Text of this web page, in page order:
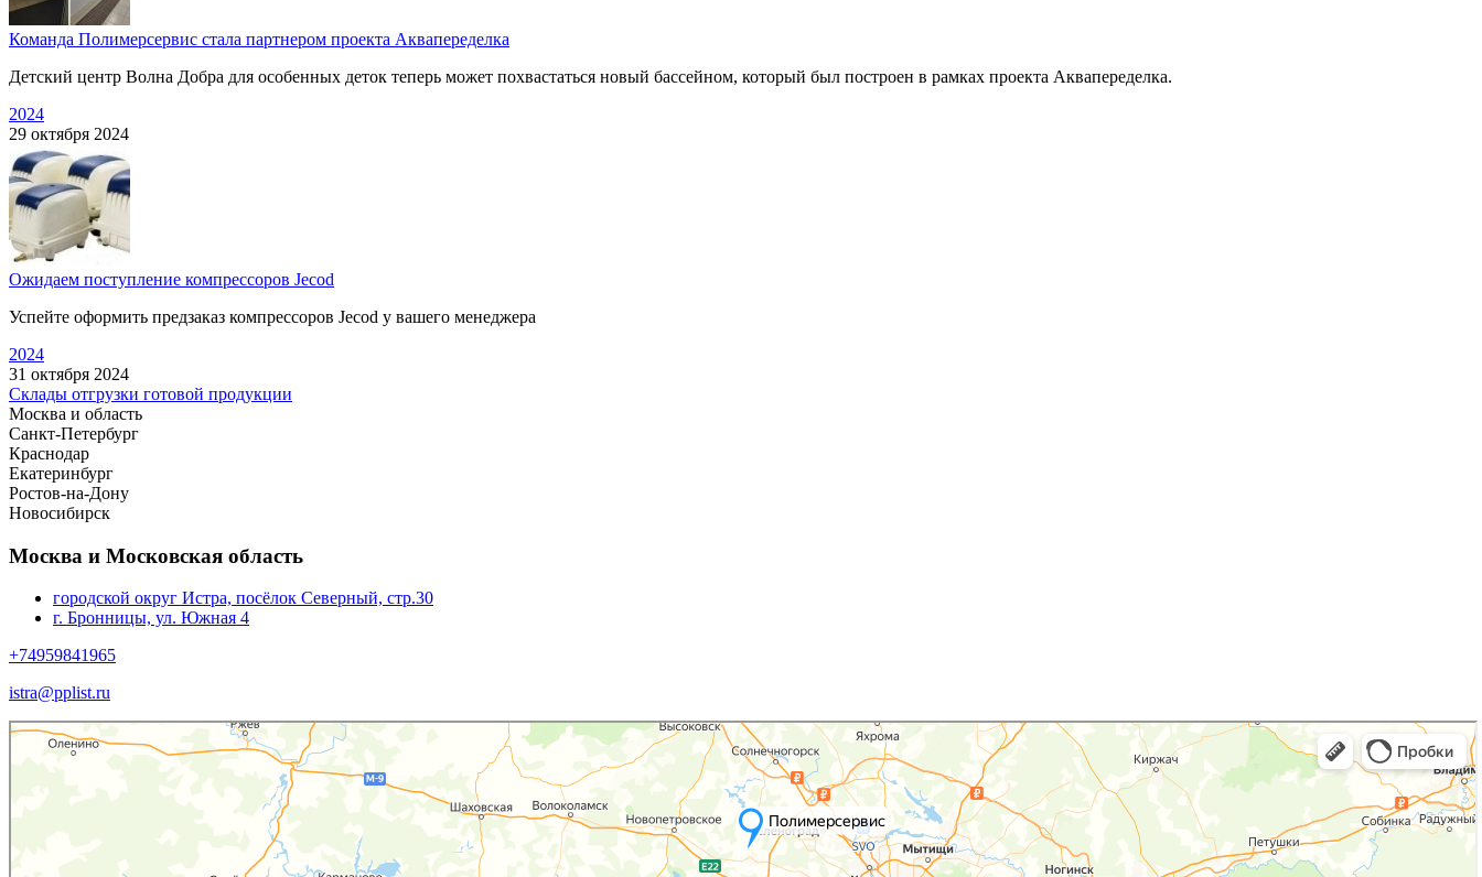
Команда Полимерсервис стала партнером проекта Аквапеределка
Детский центр Волна Добра для особенных деток теперь может похвастаться новый бассейном, который был построен в рамках проекта Аквапеределка.
2024
29 октября 2024
Ожидаем поступление компрессоров Jecod
Успейте оформить предзаказ компрессоров Jecod у вашего менеджера
2024
31 октября 2024
Склады отгрузки готовой продукции
Москва и область
Санкт-Петербург
Краснодар
Екатеринбург
Ростов-на-Дону
Новосибирск
Москва и Московская область
городской округ Истра, посёлок Северный, стр.30
г. Бронницы, ул. Южная 4
+74959841965
istra@pplist.ru